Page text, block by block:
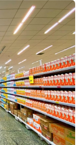
минусов в таком
большая
неудобное
в залах. Но эти
всё равно
занять